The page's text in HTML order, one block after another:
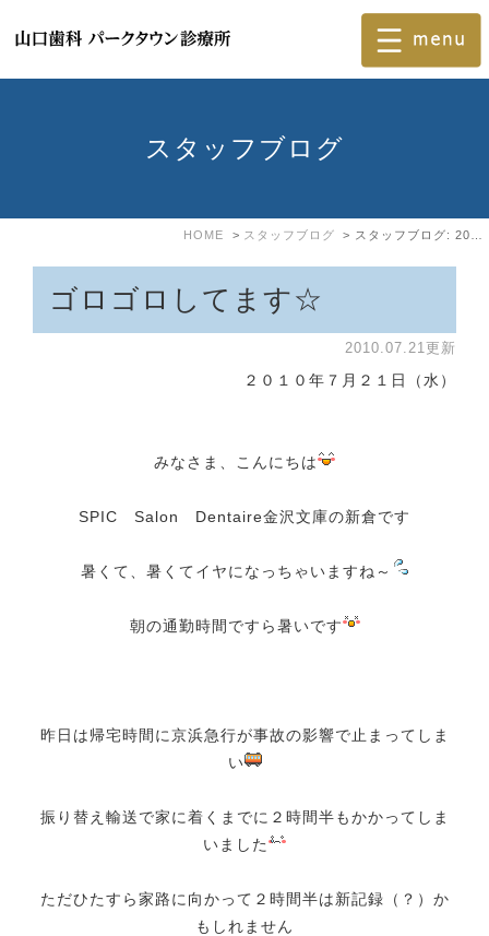
スタッフブログ
HOME スタッフブログ
ゴロゴロしてます☆
2010.07.21更新
２０１０年７月２１日（水）
みなさま、こんにちは
SPIC Salon Dentaire金沢文庫の新倉です
暑くて、暑くてイヤになっちゃいますね～
朝の通勤時間ですら暑いです
昨日は帰宅時間に京浜急行が事故の影響で止まってしま
い
振り替え輸送で家に着くまでに２時間半もかかってしま
いました
ただひたすら家路に向かって２時間半は新記録（？）か
もしれません